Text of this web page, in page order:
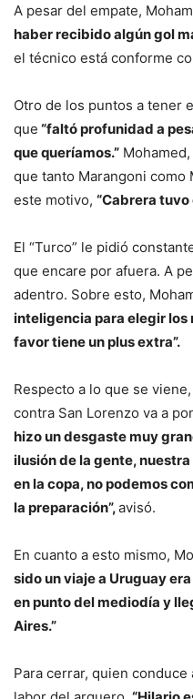
A pesar del empate,
haber recibido algún gol
el técnico está conforme
Otro de los puntos a tener
que “faltó profunidad a
que queríamos.”
que tanto Marangoni como
este motivo, “Cabrera
El “Turco” le pidió
que encare por afuera. A
adentro. Sobre esto,
inteligencia para elegir los
favor tiene un plus extra”.
Respecto a lo que se
contra San Lorenzo va a
hizo un desgaste muy
ilusión de la gente,
en la copa, no podemos
la preparación”,avisó.
En cuanto a esto mismo,
sido un viaje a Uruguay
en punto del mediodía y
Aires.”
Para cerrar, quien